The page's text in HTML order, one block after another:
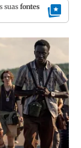
suas fontes